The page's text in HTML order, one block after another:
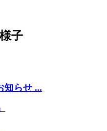
子
知らせ ...